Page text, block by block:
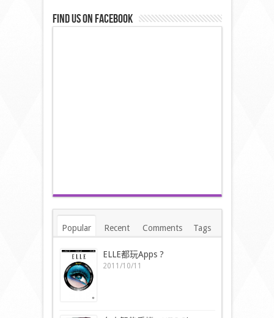
Find us on Facebook
Popular Recent Comments Tags
ELLE都玩Apps ?
2011/10/11